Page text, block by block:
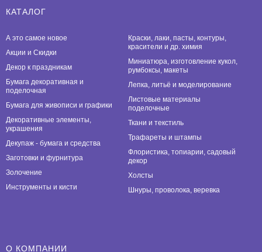
КАТАЛОГ
А это самое новое
Акции и Скидки
Декор к праздникам
Бумага декоративная и
поделочная
Бумага для живописи и графики
Декоративные элементы,
украшения
Декупаж - бумага и средства
Заготовки и фурнитура
Золочение
Инструменты и кисти
Краски, лаки, пасты, контуры,
красители и др. химия
Миниатюра, изготовление кукол,
румбоксы, макеты
Лепка, литьё и моделирование
Листовые материалы
поделочные
Ткани и текстиль
Трафареты и штампы
Флористика, топиарии, садовый
декор
Холсты
Шнуры, проволока, веревка
О КОМПАНИИ